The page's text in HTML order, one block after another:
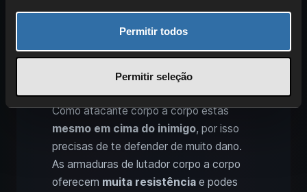
Permitir todos
Permitir seleção
adicional é relevante para um bom estilo
de combate. Dependendo do
trazemmais vantagens
Como atacante corpo a corpo estás
mesmo em cima do inimigo, por isso
precisas de te defender de muito dano.
As armaduras de lutador corpo a corpo
oferecem muita resistência e podes